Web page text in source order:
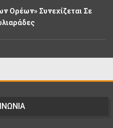
Ορέων» Συνεχίζεται Σε